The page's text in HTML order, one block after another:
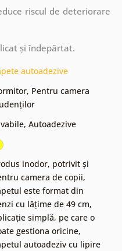
riscul de deteriorare
și îndepărtat.
autoadezive
, Pentru camera
, Autoadezive
inodor, potrivit și
camera de copii,
este format din
cu lățime de 49 cm,
simplă, pe care o
gestiona oricine,
autoadeziv cu lipire